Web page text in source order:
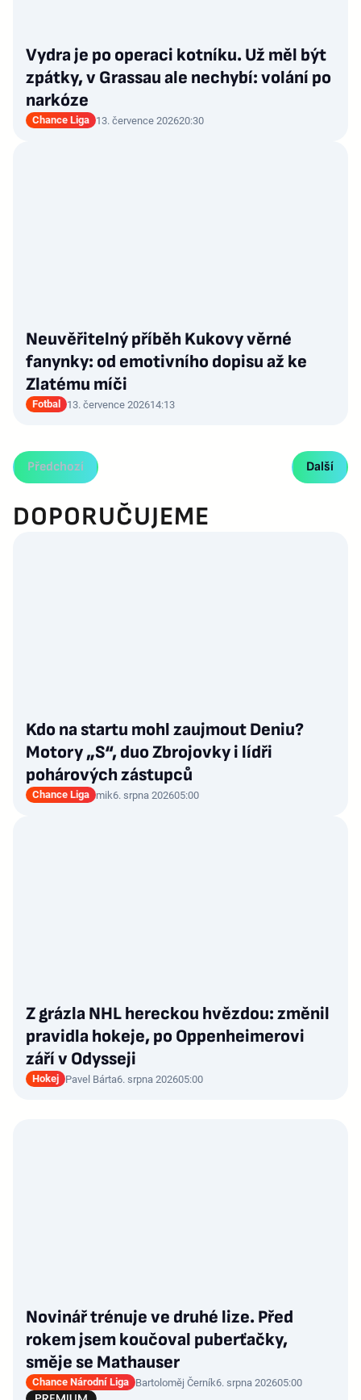
Vydra je po operaci kotníku. Už měl být
zpátky, v Grassau ale nechybí: volání po
narkóze
Chance Liga 13. července 202620:30
Neuvěřitelný příběh Kukovy věrné
fanynky: od emotivního dopisu až ke
Zlatému míči
Fotbal 13. července 202614:13
Předchozí Další
DOPORUČUJEME
Kdo na startu mohl zaujmout Deniu?
Motory „S“, duo Zbrojovky i lídři
pohárových zástupců
Chance Liga mik6. srpna 202605:00
Z grázla NHL hereckou hvězdou: změnil
pravidla hokeje, po Oppenheimerovi
září v Odysseji
Hokej Pavel Bárta6. srpna 202605:00
Novinář trénuje ve druhé lize. Před
rokem jsem koučoval puberťačky,
směje se Mathauser
Chance Národní Liga Bartoloměj Černík6. srpna 202605:00